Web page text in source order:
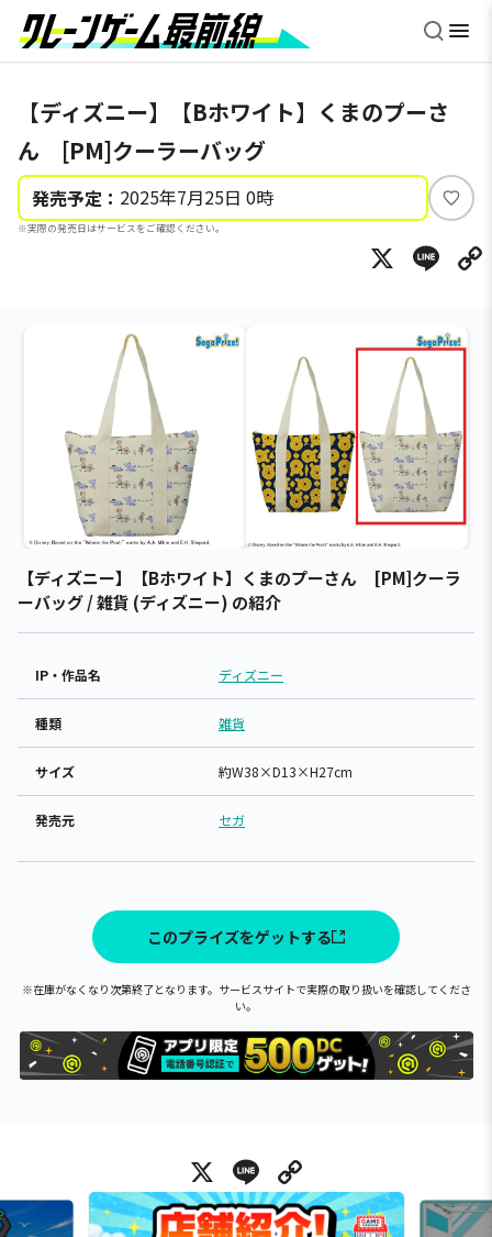
【ディズニー】【Bホワイト】くまのプーさ
ん [PM]クーラーバッグ
発売予定： 2025年7月25日 0時
※実際の発売日はサービスをご確認ください。
い
ね
X
【ディズニー】【Bホワイト】くまのプーさん [PM]クーラ
ーバッグ / 雑貨 (ディズニー) の紹介
IP・作品名 ディズニー
種類 雑貨
サイズ 約W38×D13×H27cm
発売元 セガ
このプライズをゲットする
※在庫がなくなり次第終了となります。サービスサイトで実際の取り扱いを確認してくださ
い。
X Line